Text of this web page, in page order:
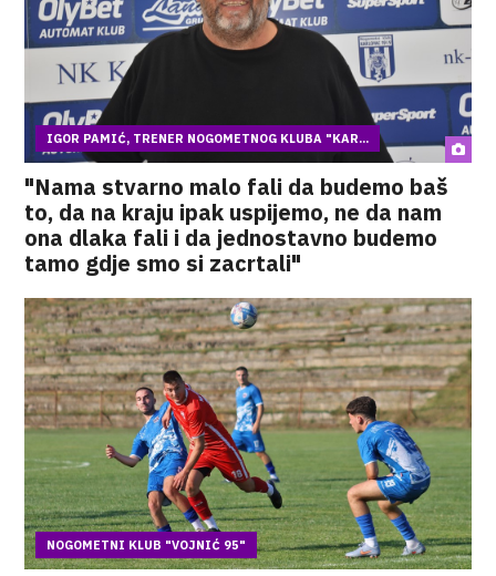
IGOR PAMIĆ, TRENER NOGOMETNOG KLUBA "KAR...
"Nama stvarno malo fali da budemo baš
to, da na kraju ipak uspijemo, ne da nam
ona dlaka fali i da jednostavno budemo
tamo gdje smo si zacrtali"
NOGOMETNI KLUB "VOJNIĆ 95"